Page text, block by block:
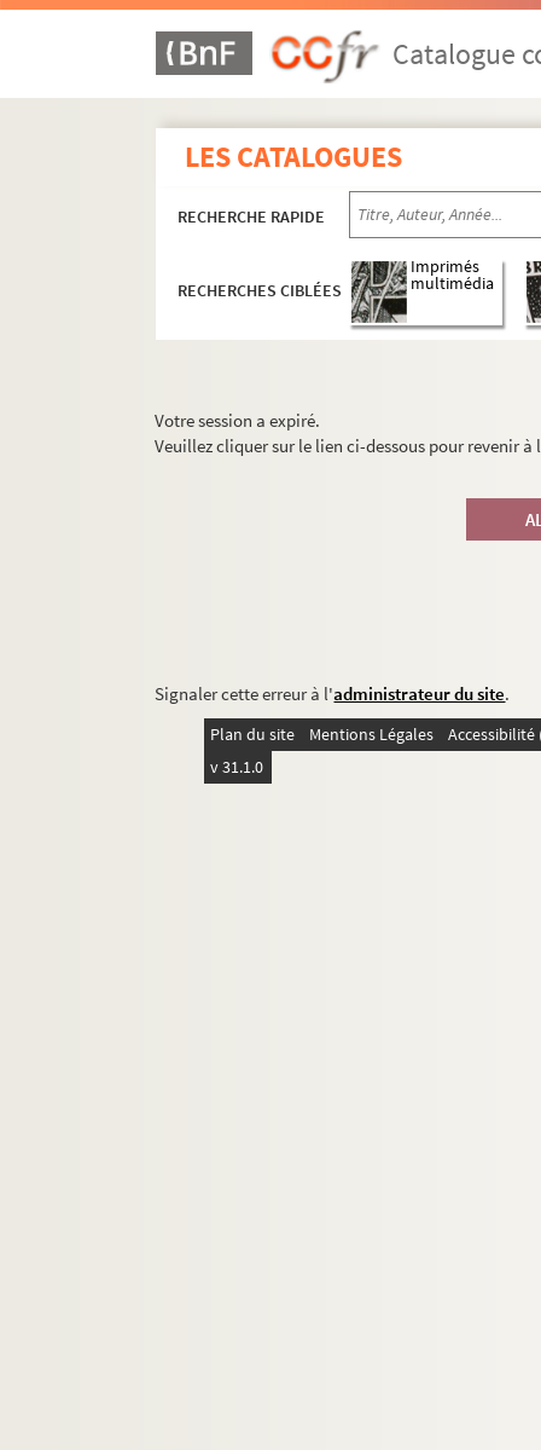
Catalogue
LES CATALOGUES
RECHERCHE RAPIDE
RECHERCHES CIBLÉES
Imprimés
multimédia
Votre session a expiré.
Veuillez cliquer sur le lien ci-dessous pour revenir
Signaler cette erreur à l'administrateur du site.
Plan du site Mentions Légales
v 31.1.0